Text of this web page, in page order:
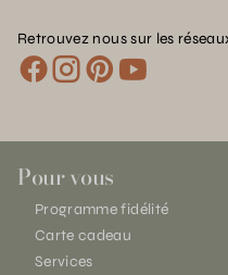
Retrouvez nous sur les
Pour vous
Programme fidélité
Carte cadeau
Services